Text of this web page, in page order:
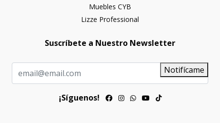
Muebles CYB
Lizze Professional
Suscríbete a Nuestro Newsletter
Notifícame
¡Síguenos!